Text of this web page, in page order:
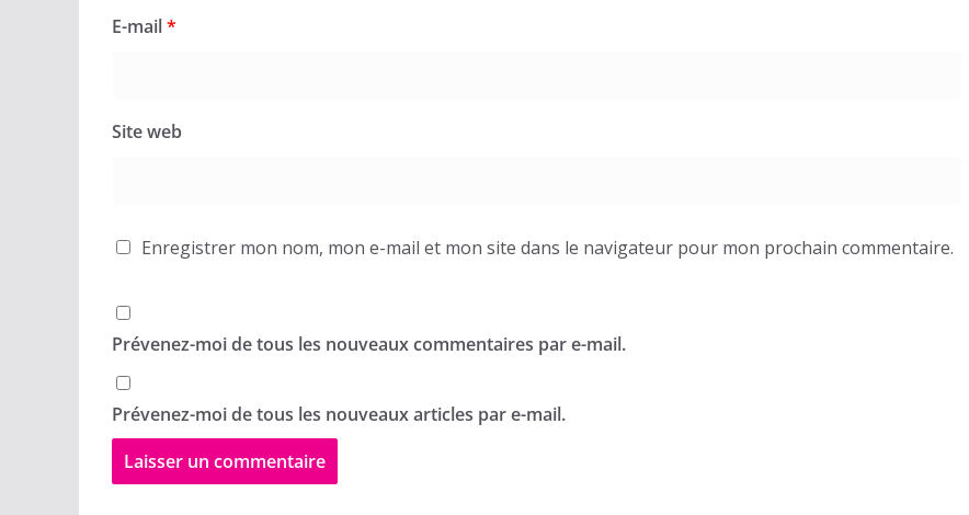
E-mail*
Site web
Enregistrer mon nom, mon e-mail et mon site dans le navigateur pour mon prochain commentaire.
Prévenez-moi de tous les nouveaux commentaires par e-mail.
Prévenez-moi de tous les nouveaux articles par e-mail.